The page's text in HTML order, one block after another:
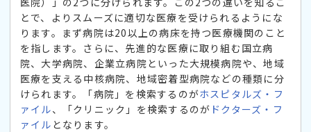
とで、よりスムーズに適切な医療を受けられるようにな
ります。まず病院は20以上の病床を持つ医療機関のこと
を指します。さらに、先進的な医療に取り組む国立病
院、大学病院、企業立病院といった大規模病院や、地域
医療を支える中核病院、地域密着型病院などの種類に分
けられます。「病院」を検索するのがホスピタルズ・フ
ァイル、「クリニック」を検索するのが ドクターズ・フ
ァイル となります。